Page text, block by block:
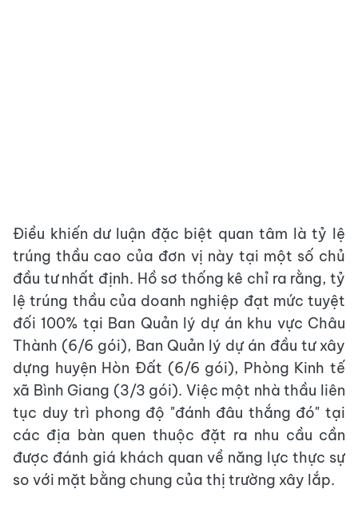
Điều khiến dư luận đặc biệt quan tâm là tỷ lệ
trúng thầu cao của đơn vị này tại một số chủ
đầu tư nhất định. Hồ sơ thống kê chỉ ra rằng, tỷ
lệ trúng thầu của doanh nghiệp đạt mức tuyệt
đối 100% tại Ban Quản lý dự án khu vực Châu
Thành (6/6 gói), Ban Quản lý dự án đầu tư xây
dựng huyện Hòn Đất (6/6 gói), Phòng Kinh tế
xã Bình Giang (3/3 gói). Việc một nhà thầu liên
tục duy trì phong độ "đánh đâu thắng đó" tại
các địa bàn quen thuộc đặt ra nhu cầu cần
được đánh giá khách quan về năng lực thực sự
so với mặt bằng chung của thị trường xây lắp.